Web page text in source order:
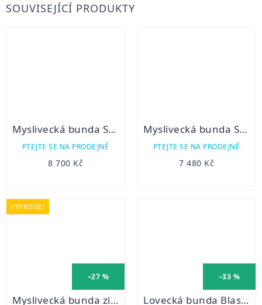
SOUVISEJÍCÍ PRODUKTY
Myslivecká bunda Swedteam Crest Booster Clasic Green
PTEJTE SE NA PRODEJNĚ
8 700 Kč
Myslivecká bunda Swedteam RIDGE PRO Desolve Veil/Fire
PTEJTE SE NA PRODEJNĚ
7 480 Kč
VÝPRODEJ
–27 %
Myslivecká bunda zimní C.I.T. oboustranná s membránou
–33 %
Lovecká bunda Blaser Miles